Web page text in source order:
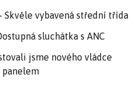
Skvěle vybavená střední třída
sluchátka s ANC
jsme nového vládce
panelem